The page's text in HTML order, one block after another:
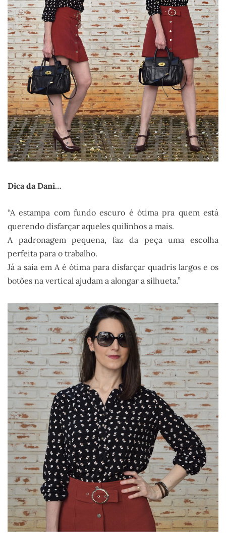
Dica da Dani…
“A estampa com fundo escuro é ótima pra quem está
querendo disfarçar aqueles quilinhos a mais.
A padronagem pequena, faz da peça uma escolha
perfeita para o trabalho.
Já a saia em A é ótima para disfarçar quadris largos e os
botões na vertical ajudam a alongar a silhueta.”